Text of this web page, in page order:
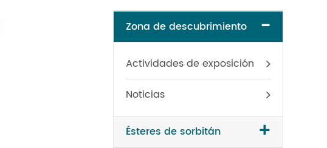
Zona de descubrimiento -
Actividades de exposición
Noticias
Ésteres de sorbitán +